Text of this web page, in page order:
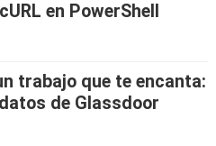
en PowerShell
trabajo que te encanta:
de Glassdoor